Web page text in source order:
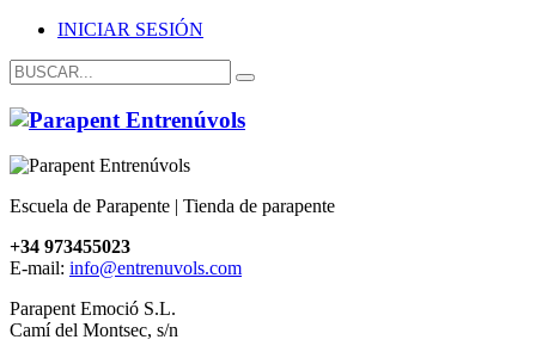
INICIAR SESIÓN
Escuela de Parapente | Tienda de parapente
+34 973455023
E-mail: info@entrenuvols.com
Parapent Emoció S.L.
Camí del Montsec, s/n